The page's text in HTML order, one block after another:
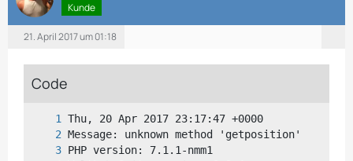
Kunde
21. April 2017 um 01:18
Code